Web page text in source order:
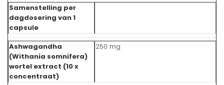
Samenstelling per
dagdosering van 1
capsule
Ashwagandha
(Withania somnifera)
wortel extract (10 x
concentraat)
250 mg